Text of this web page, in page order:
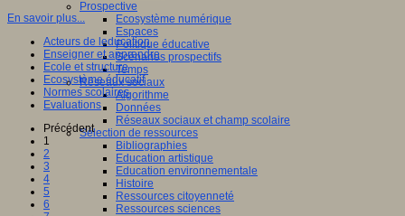
Prospective
Ecosystème numérique
Espaces
Politique éducative
Scénarios prospectifs
Temps
Réseaux sociaux
Algorithme
Données
Réseaux sociaux et champ scolaire
Sélection de ressources
Bibliographies
Education artistique
Education environnementale
Histoire
Ressources citoyenneté
Ressources sciences
En savoir plus...
Acteurs de leducation
Enseigner et apprendre
Ecole et structure
Ecosystème éducatif
Normes scolaires
Evaluations
Précédent
1
2
3
4
5
6